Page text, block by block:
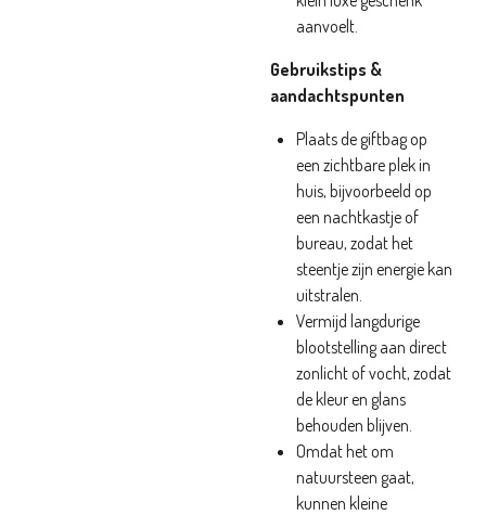
aanvoelt.
Gebruikstips &
aandachtspunten
Plaats de giftbag op
een zichtbare plek in
huis, bijvoorbeeld op
een nachtkastje of
bureau, zodat het
steentje zijn energie kan
uitstralen.
Vermijd langdurige
blootstelling aan direct
zonlicht of vocht, zodat
de kleur en glans
behouden blijven.
Omdat het om
natuursteen gaat,
kunnen kleine